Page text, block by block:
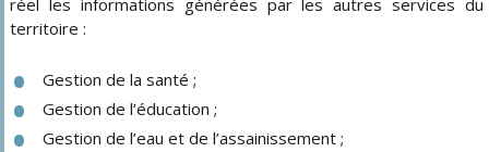
territoire :
Gestion de la santé ;
Gestion de l’éducation ;
Gestion de l’eau et de l’assainissement ;